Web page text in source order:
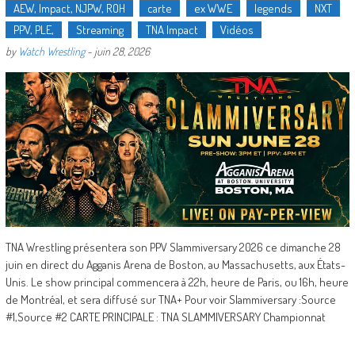
AEW, Impact, NJPW, ROH carte ex WWE legends
NXT
PPV, PLE,
Streaming TNA Impact Vidéos
by Watch Wrestling- juin 28, 2026
TNA Wrestling présentera son PPV Slammiversary 2026 ce dimanche 28
juin en direct du Agganis Arena de Boston, au Massachusetts, aux États-
Unis. Le show principal commencera à 22h, heure de Paris, ou 16h, heure
de Montréal, et sera diffusé sur TNA+ Pour voir Slammiversary :Source
#1,Source #2 CARTE PRINCIPALE : TNA SLAMMIVERSARY Championnat